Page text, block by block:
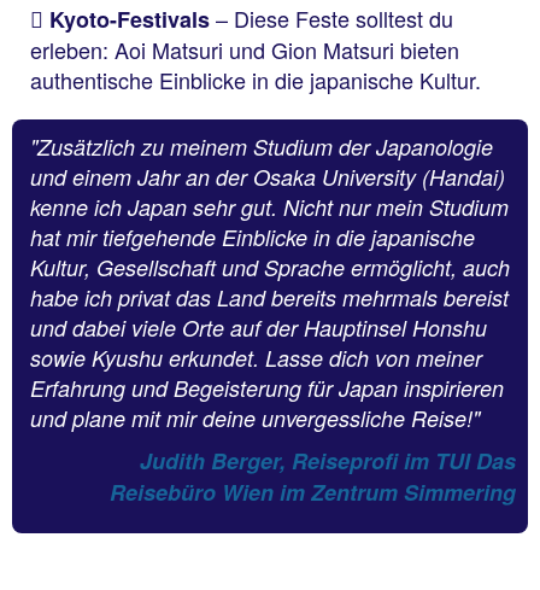
Kyoto-Festivals– Diese Feste solltest du
erleben: Aoi Matsuri und Gion Matsuri bieten
authentische Einblicke in die japanische Kultur.
"Zusätzlich zu meinem Studium der Japanologie
und einem Jahr an der Osaka University (Handai)
kenne ich Japan sehr gut. Nicht nur mein Studium
hat mir tiefgehende Einblicke in die japanische
Kultur, Gesellschaft und Sprache ermöglicht, auch
habe ich privat das Land bereits mehrmals bereist
und dabei viele Orte auf der Hauptinsel Honshu
sowie Kyushu erkundet. Lasse dich von meiner
Erfahrung und Begeisterung für Japan inspirieren
und plane mit mir deine unvergessliche Reise!"
Judith Berger, Reiseprofi im TUI Das
Reisebüro Wien im Zentrum Simmering